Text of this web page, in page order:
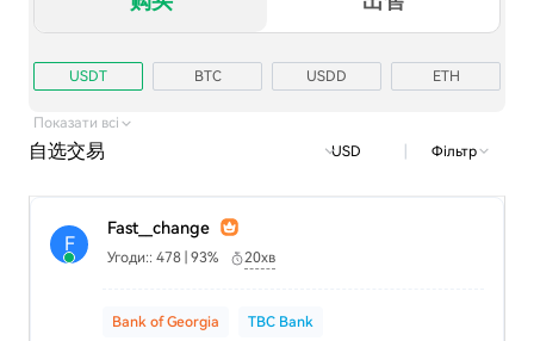
USDT BTC USDD ETH
TRX
Показати всі
自选交易 USD | Фільтр
F
Fast__change
Угоди:: 478 | 93% 20хв
Bank of Georgia TBC Bank